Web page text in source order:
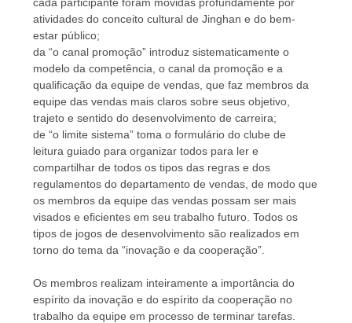
atividades do conceito cultural de Jinghan e do bem-
estar público;
da “o canal promoção” introduz sistematicamente o
modelo da competência, o canal da promoção e a
qualificação da equipe de vendas, que faz membros da
equipe das vendas mais claros sobre seus objetivo,
trajeto e sentido do desenvolvimento de carreira;
de “o limite sistema” toma o formulário do clube de
leitura guiado para organizar todos para ler e
compartilhar de todos os tipos das regras e dos
regulamentos do departamento de vendas, de modo que
os membros da equipe das vendas possam ser mais
visados e eficientes em seu trabalho futuro. Todos os
tipos de jogos de desenvolvimento são realizados em
torno do tema da “inovação e da cooperação”.
Os membros realizam inteiramente a importância do
espírito da inovação e do espírito da cooperação no
trabalho da equipe em processo de terminar tarefas.